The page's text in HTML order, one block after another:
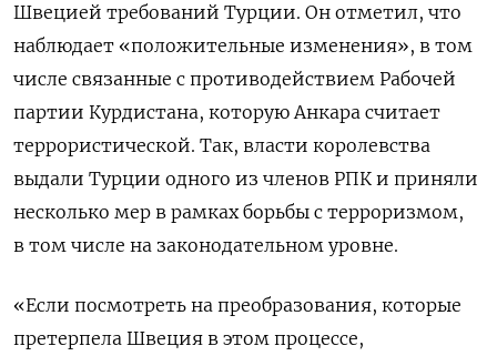
Швецией требований Турции. Он отметил, что
наблюдает «положительные изменения», в том
числе связанные с противодействием Рабочей
партии Курдистана, которую Анкара считает
террористической. Так, власти королевства
выдали Турции одного из членов РПК и приняли
несколько мер в рамках борьбы с терроризмом,
в том числе на законодательном уровне.
«Если посмотреть на преобразования, которые
претерпела Швеция в этом процессе,